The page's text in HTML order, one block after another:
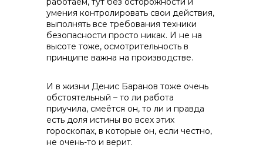
умения контролировать свои действия,
выполнять все требования техники
безопасности просто никак. И не на
высоте тоже, осмотрительность в
принципе важна на производстве.
И в жизни Денис Баранов тоже очень
обстоятельный – то ли работа
приучила, смеётся он, то ли и правда
есть доля истины во всех этих
гороскопах, в которые он, если честно,
не очень-то и верит.